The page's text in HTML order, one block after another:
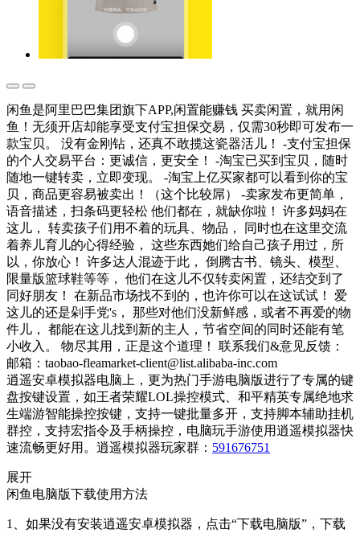
闲鱼是阿里巴巴集团旗下APP,闲置能赚钱 买卖闲置，就用闲
鱼！无须开店却能享受支付宝担保交易，仅需30秒即可发布一
款宝贝。 没有金刚钻，还真不敢揽这瓷器活儿！ -支付宝担保
的个人交易平台：更诚信，更安全！ -淘宝已买到宝贝，随时
随地一键转卖，立即变现。 -淘宝上亿买家都可以看到你的宝
贝，商品更容易被卖出！（这个比较屌） -卖家发布更简单，
语音描述，扫条码更轻松 他们都在，就缺你啦！ 许多妈妈在
这儿， 转卖孩子们用不着的玩具、物品， 同时也在这里交流
着养儿育儿的心得经验， 这些东西她们给自己孩子用过，所
以，你放心！ 许多达人混迹于此， 倒腾古书、镜头、模型、
限量版篮球鞋等等， 他们在这儿不仅转卖闲置，还结交到了
同好朋友！ 在新品市场找不到的，也许你可以在这试试！ 爱
这儿的还是剁手党's， 那些对他们没新鲜感，或者不再爱的物
件儿， 都能在这儿找到新的主人，节省空间的同时还能有笔
小收入。 物尽其用，正是这个道理！ 联系我们&意见反馈：
邮箱：taobao-fleamarket-client@list.alibaba-inc.com
逍遥安卓模拟器电脑上，更为热门手游电脑版进行了专属的键
盘按键设置，如王者荣耀LOL操控模式、和平精英专属绝地求
生端游智能操控按键，支持一键批量多开，支持脚本辅助挂机
群控，支持宏指令及手柄操控，电脑玩手游使用逍遥模拟器快
速流畅更好用。逍遥模拟器玩家群： 591676751
展开
闲鱼电脑版下载使用方法
1、如果没有安装逍遥安卓模拟器，点击“下载电脑版”，下载